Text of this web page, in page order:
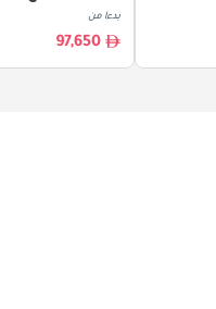
بدءا من
97,650